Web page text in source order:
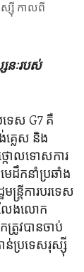
ស្ស៊ី កាលពី​
នៈ​របស់​
ទេស G7 គឺ
គ្លេស ​និង
កោលទោស​ការ​
ដឹកនាំ​ប្រឆាំង​
ត្រី​ការបរទេស​
លែង​លោក
រូវ​បានចាប់​
ន់ប្រទេសរុស្ស៊ី